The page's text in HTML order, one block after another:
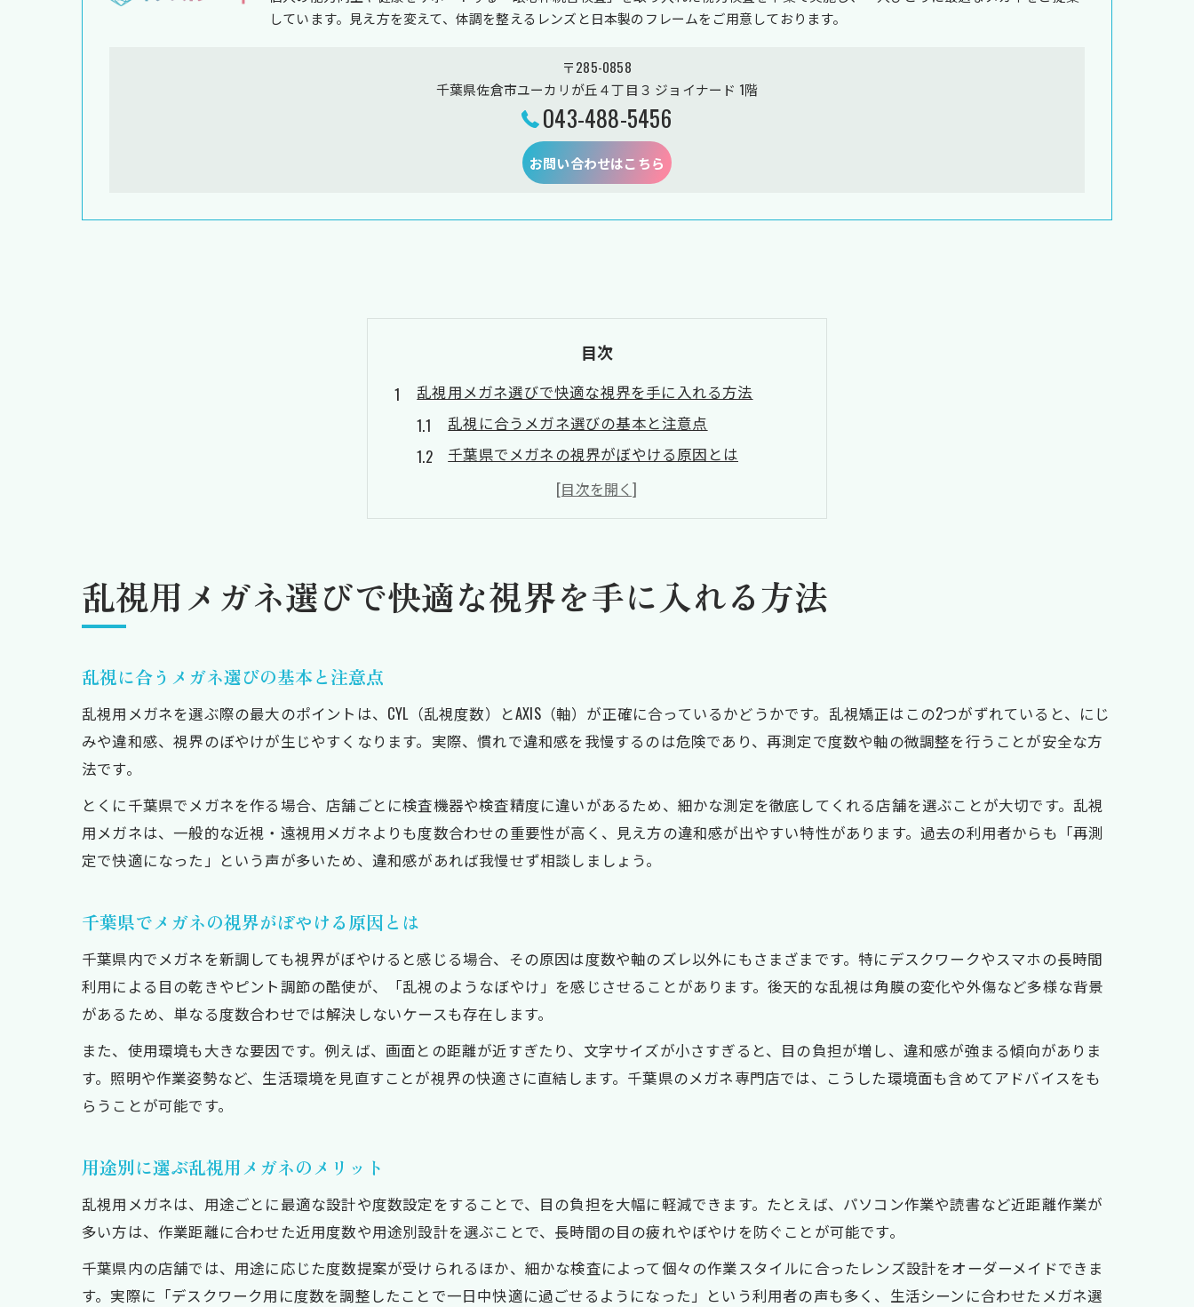
しています。見え方を変えて、体調を整えるレンズと日本製のフレームをご用意しております。
〒285-0858
千葉県佐倉市ユーカリが丘４丁目３ ジョイナード 1階
043-488-5456
お問い合わせはこちら
目次
乱視用メガネ選びで快適な視界を手に入れる方法
乱視に合うメガネ選びの基本と注意点
千葉県でメガネの視界がぼやける原因とは
用途別に選ぶ乱視用メガネのメリット
メガネの度数合わせが視界に与える影響
CYLやAXISが合わないときの違和感対策とは
CYLとAXISのズレがメガネに及ぼす影響
乱視用メガネで感じるぼやけの正体と対策
メガネ慣れより再調整が大切な理由
乱視用メガネの正確な度数合わせの重要性
CYL・AXISを意識したメガネ選びの極意
千葉県で受けたいメガネの再測定とは
千葉県で安心してメガネを作るための検査の重要性
千葉県でメガネ作成時に行う検査の流れ
再測定が乱視用メガネ選びの決め手になる理由
用途ごとに異なるメガネ検査のポイント
検査結果で変わる乱視用メガネの快適さ
作業距離別で異なるメガネ度数の調整法
用途別設計がもたらす乱視メガネの快適さ
千葉県で相談できる最適なメガネの選び方
近用度数の調整が視界を左右する理由
乱視用メガネ選びで快適な視界を手に入れる方法
乱視に合うメガネ選びの基本と注意点
乱視用メガネを選ぶ際の最大のポイントは、CYL（乱視度数）とAXIS（軸）が正確に合っているかどうかです。乱視矯正はこの2つがずれていると、にじ
みや違和感、視界のぼやけが生じやすくなります。実際、慣れで違和感を我慢するのは危険であり、再測定で度数や軸の微調整を行うことが安全な方
法です。
とくに千葉県でメガネを作る場合、店舗ごとに検査機器や検査精度に違いがあるため、細かな測定を徹底してくれる店舗を選ぶことが大切です。乱視
用メガネは、一般的な近視・遠視用メガネよりも度数合わせの重要性が高く、見え方の違和感が出やすい特性があります。過去の利用者からも「再測
定で快適になった」という声が多いため、違和感があれば我慢せず相談しましょう。
千葉県でメガネの視界がぼやける原因とは
千葉県内でメガネを新調しても視界がぼやけると感じる場合、その原因は度数や軸のズレ以外にもさまざまです。特にデスクワークやスマホの長時間
利用による目の乾きやピント調節の酷使が、「乱視のようなぼやけ」を感じさせることがあります。後天的な乱視は角膜の変化や外傷など多様な背景
があるため、単なる度数合わせでは解決しないケースも存在します。
また、使用環境も大きな要因です。例えば、画面との距離が近すぎたり、文字サイズが小さすぎると、目の負担が増し、違和感が強まる傾向がありま
す。照明や作業姿勢など、生活環境を見直すことが視界の快適さに直結します。千葉県のメガネ専門店では、こうした環境面も含めてアドバイスをも
らうことが可能です。
用途別に選ぶ乱視用メガネのメリット
乱視用メガネは、用途ごとに最適な設計や度数設定をすることで、目の負担を大幅に軽減できます。たとえば、パソコン作業や読書など近距離作業が
多い方は、作業距離に合わせた近用度数や用途別設計を選ぶことで、長時間の目の疲れやぼやけを防ぐことが可能です。
千葉県内の店舗では、用途に応じた度数提案が受けられるほか、細かな検査によって個々の作業スタイルに合ったレンズ設計をオーダーメイドできま
す。実際に「デスクワーク用に度数を調整したことで一日中快適に過ごせるようになった」という利用者の声も多く、生活シーンに合わせたメガネ選